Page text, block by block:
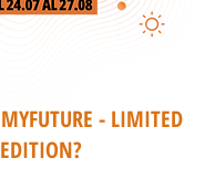
MYFUTURE - LIMITED
EDITION?